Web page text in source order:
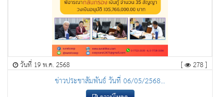
วันที่ 19 พ.ค. 2568 [ 278 ]
ข่าวประชาสัมพันธ์ วันที่ 06/05/2568...